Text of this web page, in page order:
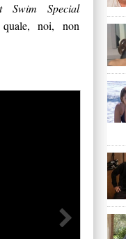
Swim Special
quale, noi, non